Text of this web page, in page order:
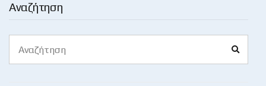
Αναζήτηση
for: